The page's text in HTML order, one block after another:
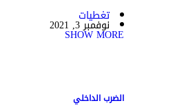
تغطيات
نوفمبر 3, 2021
SHOW MORE
الضرب الداخلي